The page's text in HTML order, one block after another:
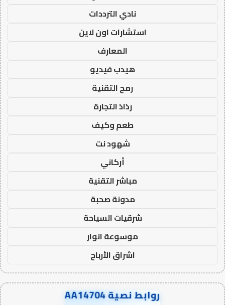
نادي الترددات
استشارات اون لاين
المعارف
هيدب فيديو
رمح التقنية
رذاذ التجارة
طعم وكيف
شهود نت
أركاني
مباشر التقنية
مدونة صحبة
شرقيات السياحة
موسوعة انوار
اشراق الأرباح
روابط نصية AA14704